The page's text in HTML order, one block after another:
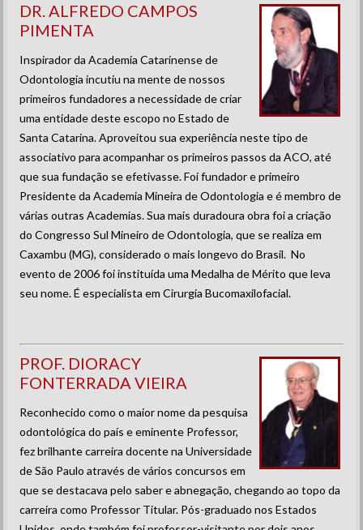
DR. ALFREDO CAMPOS
PIMENTA
Inspirador da Academia Catarinense de
Odontologia incutiu na mente de nossos
primeiros fundadores a necessidade de criar
uma entidade deste escopo no Estado de
Santa Catarina. Aproveitou sua experiência neste tipo de
associativo para acompanhar os primeiros passos da ACO, até
que sua fundação se efetivasse. Foi fundador e primeiro
Presidente da Academia Mineira de Odontologia e é membro de
várias outras Academias. Sua mais duradoura obra foi a criação
do Congresso Sul Mineiro de Odontologia, que se realiza em
Caxambu (MG), considerado o mais longevo do Brasil. No
evento de 2006 foi instituída uma Medalha de Mérito que leva
seu nome. É especialista em Cirurgia Bucomaxilofacial.
PROF. DIORACY
FONTERRADA VIEIRA
Reconhecido como o maior nome da pesquisa
odontológica do país e eminente Professor,
fez brilhante carreira docente na Universidade
de São Paulo através de vários concursos em
que se destacava pelo saber e abnegação, chegando ao topo da
carreira como Professor Titular. Pós-graduado nos Estados